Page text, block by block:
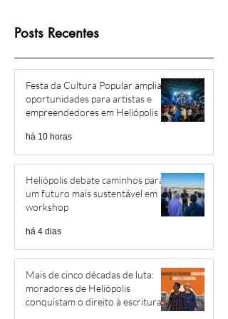
Posts Recentes
Festa da Cultura Popular amplia
oportunidades para artistas e
empreendedores em Heliópolis e
há 10 horas
Heliópolis debate caminhos para
um futuro mais sustentável em
workshop
há 4 dias
Mais de cinco décadas de luta:
moradores de Heliópolis
conquistam o direito à escritura